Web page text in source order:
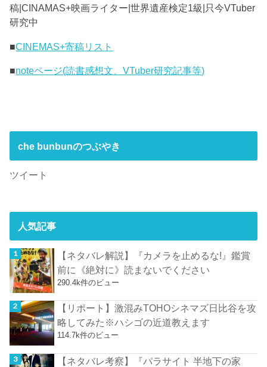
稿|CINAMAS+映画ライター|世界遺産検定1級|只今VTuber
研究中
■CINEMAS+寄稿リスト
■noteページ(読書感想文、VTuber研究記事等)
che bunbunのつぶやき
ツイート
人気記事
【ネタバレ解説】『カメラを止めるな!』鑑賞
前に《絶対に》読まないでください
290.4k件のビュー
【リポート】激混みTOHOシネマズ日比谷を攻
略してみた※ハシゴの近道教えます
114.7k件のビュー
【ネタバレ考察】『パラサイト 半地下の家